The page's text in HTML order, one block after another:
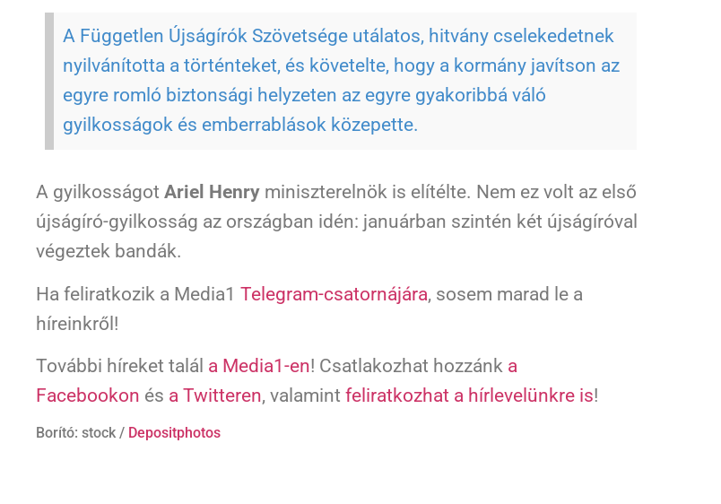
A Független Újságírók Szövetsége utálatos, hitvány cselekedetnek
nyilvánította a történteket, és követelte, hogy a kormány javítson az
egyre romló biztonsági helyzeten az egyre gyakoribbá váló
gyilkosságok és emberrablások közepette.
A gyilkosságot Ariel Henry miniszterelnök is elítélte. Nem ez volt az első
újságíró-gyilkosság az országban idén: januárban szintén két újságíróval
végeztek bandák.
Ha feliratkozik a Media1 Telegram-csatornájára, sosem marad le a
híreinkről!
További híreket talál a Media1-en! Csatlakozhat hozzánk a
Facebookon és a Twitteren, valamint feliratkozhat a hírlevelünkre is!
Borító: stock / Depositphotos